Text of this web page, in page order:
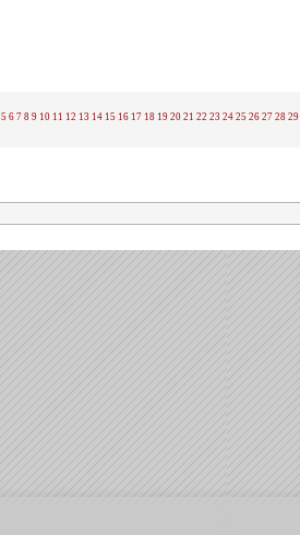
5 6 7 8 9 10 11 12 13 14 15 16 17 18 19 20 21 22 23 24 25 26 27 28 29